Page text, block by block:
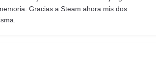
Gracias a Steam ahora mis dos